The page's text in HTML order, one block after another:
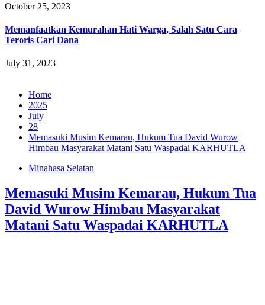
October 25, 2023
Memanfaatkan Kemurahan Hati Warga, Salah Satu Cara
Teroris Cari Dana
July 31, 2023
Home
2025
July
28
Memasuki Musim Kemarau, Hukum Tua David Wurow
Himbau Masyarakat Matani Satu Waspadai KARHUTLA
Minahasa Selatan
Memasuki Musim Kemarau, Hukum Tua
David Wurow Himbau Masyarakat
Matani Satu Waspadai KARHUTLA